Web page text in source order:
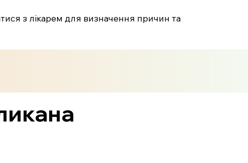
з лікарем для визначення причин та